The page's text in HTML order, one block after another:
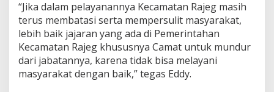
“Jika dalam pelayanannya Kecamatan Rajeg masih
terus membatasi serta mempersulit masyarakat,
lebih baik jajaran yang ada di Pemerintahan
Kecamatan Rajeg khususnya Camat untuk mundur
dari jabatannya, karena tidak bisa melayani
masyarakat dengan baik,” tegas Eddy.